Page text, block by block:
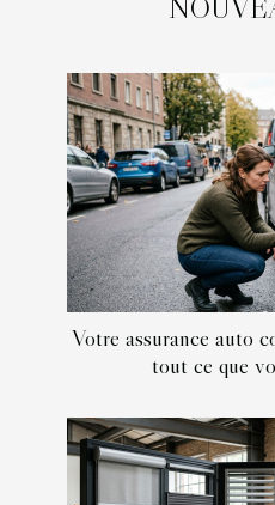
Votre assurance auto
tout ce que